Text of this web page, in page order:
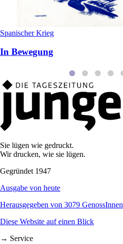
Spanischer Krieg
In Bewegung
Sie lügen wie gedruckt.
Wir drucken, wie sie lügen.
Gegründet 1947
Ausgabe von heute
Herausgegeben von 3079 GenossInnen
Diese Website auf einen Blick
→ Service